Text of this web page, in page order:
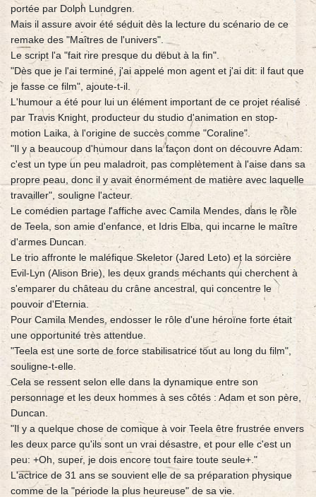
portée par Dolph Lundgren.
Mais il assure avoir été séduit dès la lecture du scénario de ce
remake des "Maîtres de l'univers".
Le script l'a "fait rire presque du début à la fin".
"Dès que je l'ai terminé, j'ai appelé mon agent et j'ai dit: il faut que
je fasse ce film", ajoute-t-il.
L'humour a été pour lui un élément important de ce projet réalisé
par Travis Knight, producteur du studio d'animation en stop-
motion Laika, à l'origine de succès comme "Coraline".
"Il y a beaucoup d'humour dans la façon dont on découvre Adam:
c'est un type un peu maladroit, pas complètement à l'aise dans sa
propre peau, donc il y avait énormément de matière avec laquelle
travailler", souligne l'acteur.
Le comédien partage l'affiche avec Camila Mendes, dans le rôle
de Teela, son amie d'enfance, et Idris Elba, qui incarne le maître
d'armes Duncan.
Le trio affronte le maléfique Skeletor (Jared Leto) et la sorcière
Evil-Lyn (Alison Brie), les deux grands méchants qui cherchent à
s'emparer du château du crâne ancestral, qui concentre le
pouvoir d'Eternia.
Pour Camila Mendes, endosser le rôle d'une héroïne forte était
une opportunité très attendue.
"Teela est une sorte de force stabilisatrice tout au long du film",
souligne-t-elle.
Cela se ressent selon elle dans la dynamique entre son
personnage et les deux hommes à ses côtés : Adam et son père,
Duncan.
"Il y a quelque chose de comique à voir Teela être frustrée envers
les deux parce qu'ils sont un vrai désastre, et pour elle c'est un
peu: +Oh, super, je dois encore tout faire toute seule+."
L'actrice de 31 ans se souvient elle de sa préparation physique
comme de la "période la plus heureuse" de sa vie.